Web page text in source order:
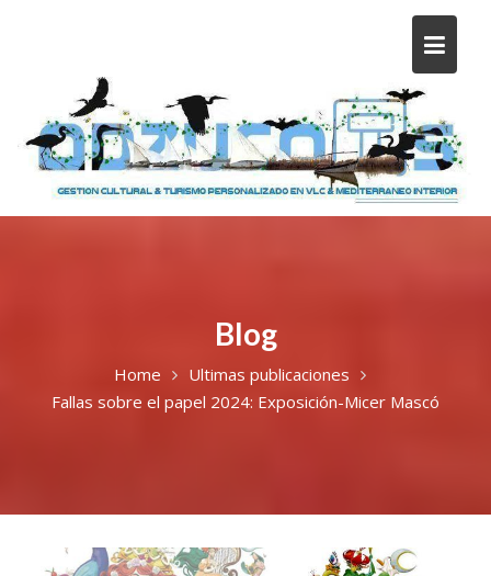
Blog
Home
Ultimas publicaciones
Fallas sobre el papel 2024: Exposición-Micer Mascó